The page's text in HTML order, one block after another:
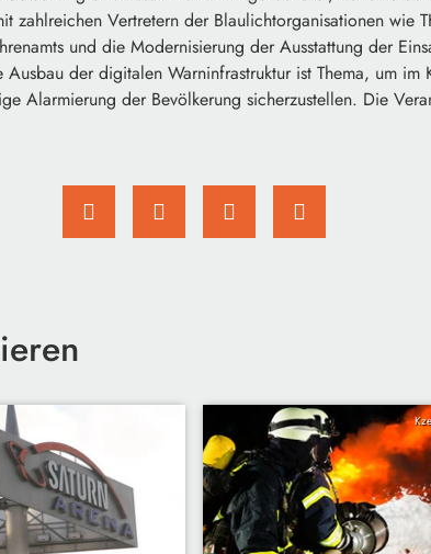
zahlreichen Vertretern der Blaulichtorganisationen wie
und die Modernisierung der Ausstattung der
der digitalen Warninfrastruktur ist Thema, um im
Alarmierung der Bevölkerung sicherzustellen. Die